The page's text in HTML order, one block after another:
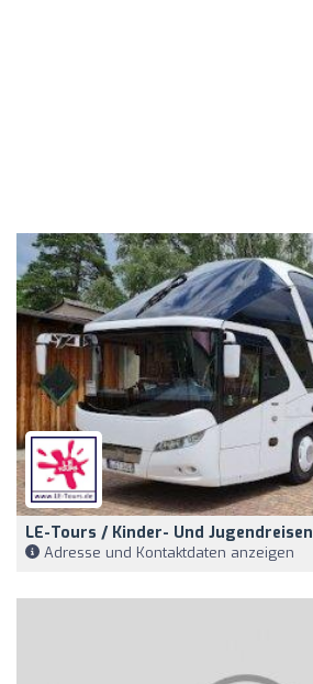
LE-Tours / Kinder- Und Jugendreisen
Adresse und Kontaktdaten anzeigen